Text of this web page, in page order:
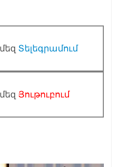
Տելեգրամում
Յութուբում